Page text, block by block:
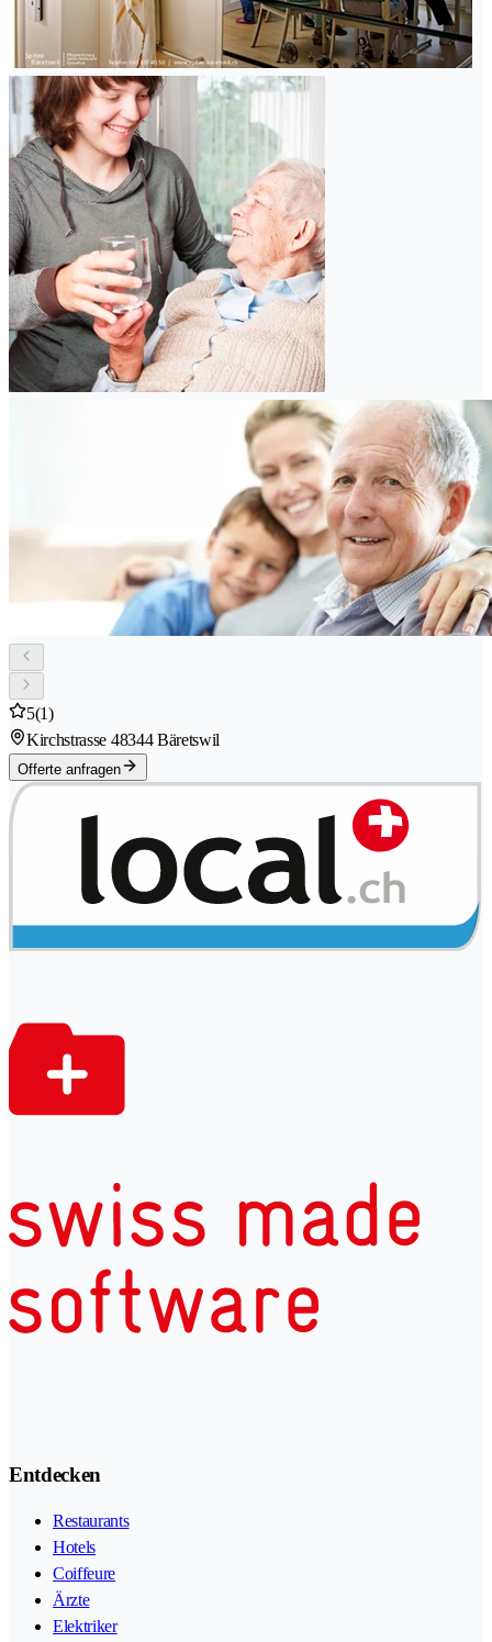
5(1)
Kirchstrasse 48344 Bäretswil
Offerte anfragen
Entdecken
Restaurants
Hotels
Coiffeure
Ärzte
Elektriker